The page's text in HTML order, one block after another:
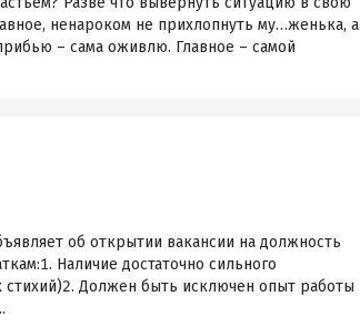
ненароком не прихлопнуть му…женька, а
– сама оживлю. Главное – самой
об открытии вакансии на должность
Наличие достаточно сильного
Должен быть исключен опыт работы